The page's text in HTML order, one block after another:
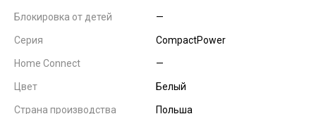
Блокировка от детей —
Серия CompactPower
Home Connect —
Цвет Белый
Страна производства Польша